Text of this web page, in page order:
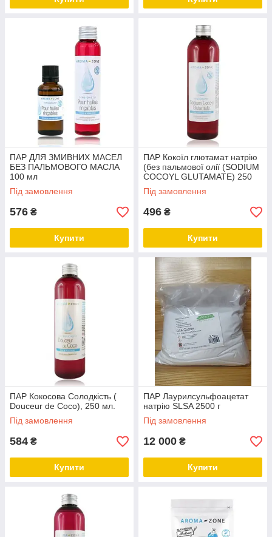
ПАР ДЛЯ ЗМИВНИХ МАСЕЛ
БЕЗ ПАЛЬМОВОГО МАСЛА
100 мл
Під замовлення
576 ₴
Купити
ПАР Кокоїл глютамат натрію
(без пальмової олії (SODIUM
COCOYL GLUTAMATE) 250
мл.
Під замовлення
496 ₴
Купити
ПАР Кокосова Солодкість (
Douceur de Coco), 250 мл.
Під замовлення
584 ₴
Купити
ПАР Лаурилсульфоацетат
натрію SLSA 2500 г
Під замовлення
12 000 ₴
Купити